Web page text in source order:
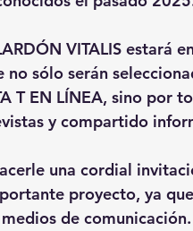
VITALIS estará
no sólo serán
T EN LÍNEA, sino por
y compartido
una cordial
proyecto, ya
de